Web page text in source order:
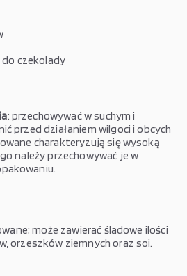
czekolady
: przechowywać w suchym i
przed działaniem wilgoci i obcych
charakteryzują się wysoką
należy przechowywać je w
może zawierać śladowe ilości
orzeszków ziemnych oraz soi.